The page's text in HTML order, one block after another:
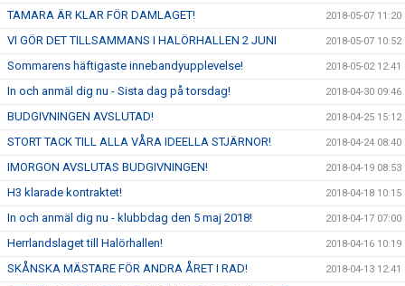
TAMARA ÄR KLAR FÖR DAMLAGET! 2018-05-07 11:20
VI GÖR DET TILLSAMMANS I HALÖRHALLEN 2 JUNI 2018-05-07 10:52
Sommarens häftigaste innebandyupplevelse! 2018-05-02 12:41
In och anmäl dig nu - Sista dag på torsdag! 2018-04-30 09:46
BUDGIVNINGEN AVSLUTAD! 2018-04-25 15:12
STORT TACK TILL ALLA VÅRA IDEELLA STJÄRNOR! 2018-04-24 08:40
IMORGON AVSLUTAS BUDGIVNINGEN! 2018-04-19 08:53
H3 klarade kontraktet! 2018-04-18 10:15
In och anmäl dig nu - klubbdag den 5 maj 2018! 2018-04-17 07:00
Herrlandslaget till Halörhallen! 2018-04-16 10:19
SKÅNSKA MÄSTARE FÖR ANDRA ÅRET I RAD! 2018-04-13 12:41